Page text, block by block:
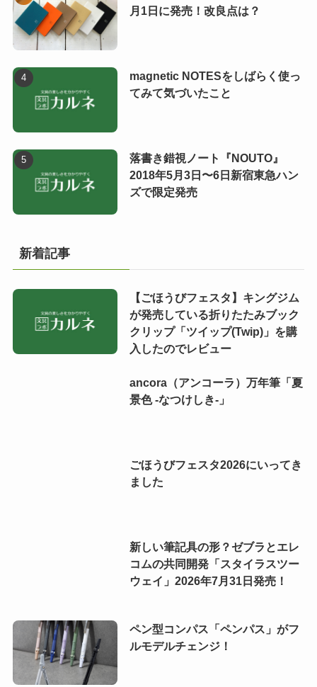
月1日に発売！改良点は？
magnetic NOTESをしばらく使っ
てみて気づいたこと
落書き錯視ノート『NOUTO』
2018年5月3日〜6日新宿東急ハン
ズで限定発売
新着記事
【ごほうびフェスタ】キングジム
が発売している折りたたみブック
クリップ「ツイップ(Twip)」を購
入したのでレビュー
ancora（アンコーラ）万年筆「夏
景色 -なつけしき-」
ごほうびフェスタ2026にいってき
ました
新しい筆記具の形？ゼブラとエレ
コムの共同開発「スタイラスツー
ウェイ」2026年7月31日発売！
ペン型コンパス「ペンパス」がフ
ルモデルチェンジ！